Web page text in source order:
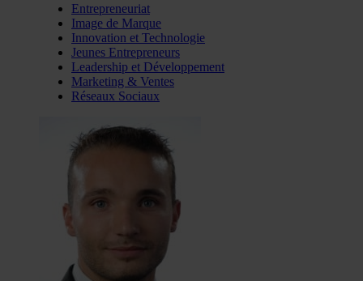
Entrepreneuriat
Image de Marque
Innovation et Technologie
Jeunes Entrepreneurs
Leadership et Développement
Marketing & Ventes
Réseaux Sociaux